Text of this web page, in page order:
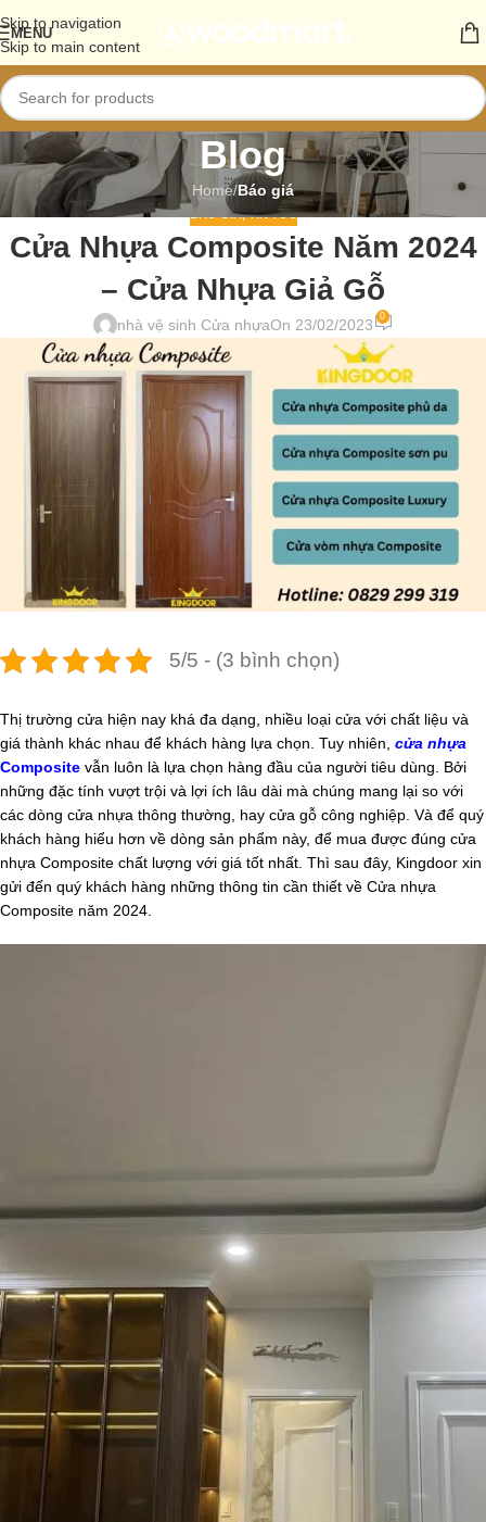
Skip to navigation
Skip to main content
MENU
Blog
Home/Báo giá
BÁO GIÁ,TIN TỨC
Cửa Nhựa Composite Năm 2024
– Cửa Nhựa Giả Gỗ
nhà vệ sinh Cửa nhựaOn 23/02/2023 0
5/5 - (3 bình chọn)
Thị trường cửa hiện nay khá đa dạng, nhiều loại cửa với chất liệu và
giá thành khác nhau để khách hàng lựa chọn. Tuy nhiên, cửa nhựa
Composite vẫn luôn là lựa chọn hàng đầu của người tiêu dùng. Bởi
những đặc tính vượt trội và lợi ích lâu dài mà chúng mang lại so với
các dòng cửa nhựa thông thường, hay cửa gỗ công nghiệp. Và để quý
khách hàng hiểu hơn về dòng sản phẩm này, để mua được đúng cửa
nhựa Composite chất lượng với giá tốt nhất. Thì sau đây, Kingdoor xin
gửi đến quý khách hàng những thông tin cần thiết về Cửa nhựa
Composite năm 2024.